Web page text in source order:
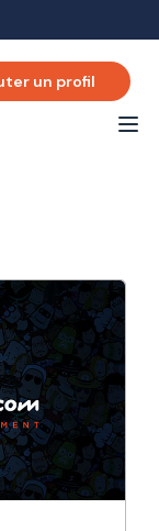
un profil